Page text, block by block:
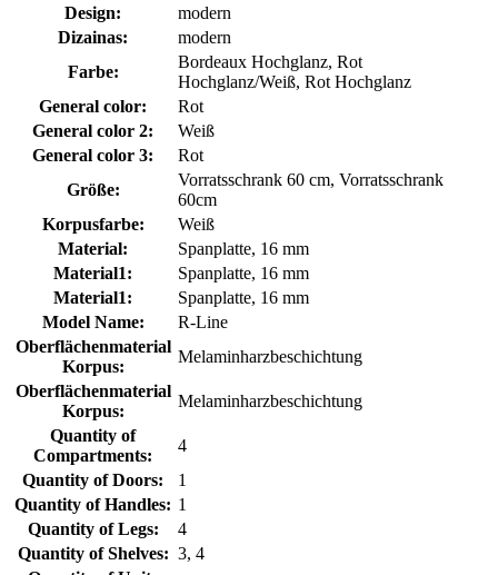
Design:
modern
Dizainas:
modern
Farbe:
Bordeaux Hochglanz, Rot
Hochglanz/Weiß, Rot Hochglanz
General color:
Rot
General color 2:
Weiß
General color 3:
Rot
Größe:
Vorratsschrank 60 cm, Vorratsschrank
60cm
Korpusfarbe:
Weiß
Material:
Spanplatte, 16 mm
Material1:
Spanplatte, 16 mm
Material1:
Spanplatte, 16 mm
Model Name:
R-Line
Oberflächenmaterial
Korpus:
Melaminharzbeschichtung
Oberflächenmaterial
Korpus:
Melaminharzbeschichtung
Quantity of
Compartments:
4
Quantity of Doors:
1
Quantity of Handles: 1
Quantity of Legs:
4
Quantity of Shelves: 3, 4